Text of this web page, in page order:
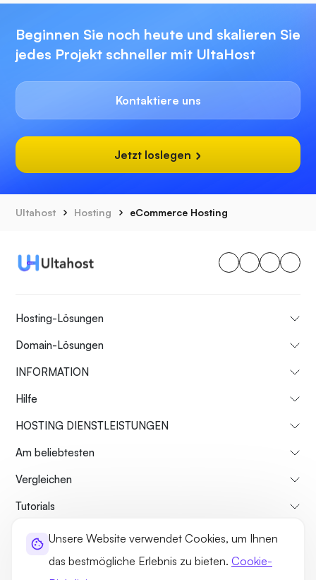
Unsere Website verwendet Cookies, um Ihnen
das bestmögliche Erlebnis zu bieten. Cookie-
Beginnen Sie noch heute und skalieren Sie
jedes Projekt schneller mit UltaHost
Kontaktiere uns
Jetzt loslegen
Ultahost Hosting eCommerce Hosting
Hosting-Lösungen
Domain-Lösungen
INFORMATION
Hilfe
HOSTING DIENSTLEISTUNGEN
Am beliebtesten
Vergleichen
Tutorials
Über uns
Datenschutz-BestimmungenRechtlichesSeitenverzeichnis